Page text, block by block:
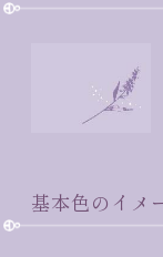
基本色のイメ